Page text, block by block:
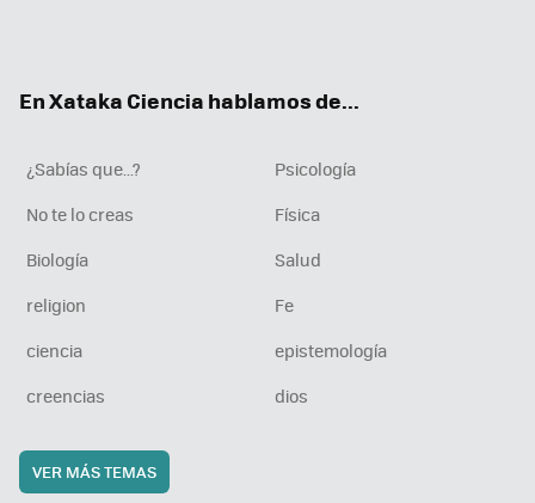
En Xataka Ciencia hablamos de...
¿Sabías que...?
Psicología
No te lo creas
Física
Biología
Salud
religion
Fe
ciencia
epistemología
creencias
dios
VER MÁS TEMAS